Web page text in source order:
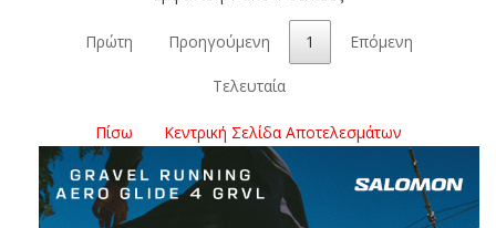
Πρώτη Προηγούμενη 1 Επόμενη
Τελευταία
Πίσω Κεντρική Σελίδα Αποτελεσμάτων